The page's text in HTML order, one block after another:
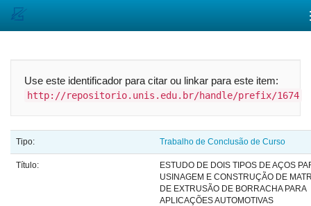
Use este identificador para citar ou linkar para este item:
http://repositorio.unis.edu.br/handle/prefix/1674
Tipo: Trabalho de Conclusão de Curso
Título:
ESTUDO DE DOIS TIPOS DE AÇOS
USINAGEM E CONSTRUÇÃO DE
DE EXTRUSÃO DE BORRACHA PARA
APLICAÇÕES AUTOMOTIVAS